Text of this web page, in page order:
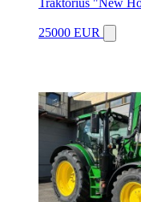
Traktorius "New
25000 EUR